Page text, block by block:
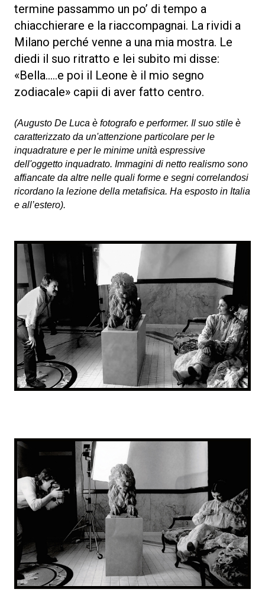
termine passammo un po’ di tempo a
chiacchierare e la riaccompagnai. La rividi a
Milano perché venne a una mia mostra. Le
diedi il suo ritratto e lei subito mi disse:
«Bella…..e poi il Leone è il mio segno
zodiacale» capii di aver fatto centro.
(Augusto De Luca è fotografo e performer. Il suo stile è
caratterizzato da un'attenzione particolare per le
inquadrature e per le minime unità espressive
dell'oggetto inquadrato. Immagini di netto realismo sono
affiancate da altre nelle quali forme e segni correlandosi
ricordano la lezione della metafisica. Ha esposto in Italia
e all’estero).